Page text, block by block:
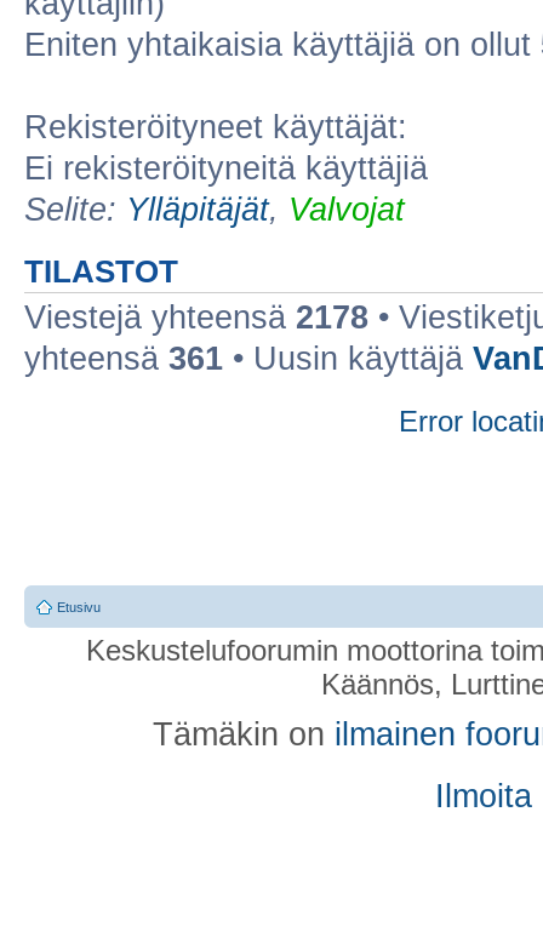
Eniten yhtaikaisia käyttäjiä on ollut
Rekisteröityneet käyttäjät:
Ei rekisteröityneitä käyttäjiä
Selite: Ylläpitäjät, Valvojat
TILASTOT
Viestejä yhteensä 2178 •
yhteensä 361 • Uusin käyttäjä
Error
Etusivu
Keskustelufoorumin moottorina
Käännös,
Tämäkin on ilmainen